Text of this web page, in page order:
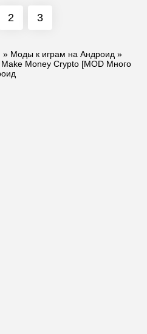
2 3
» Моды к играм на Андроид »
Money Crypto [MOD Много